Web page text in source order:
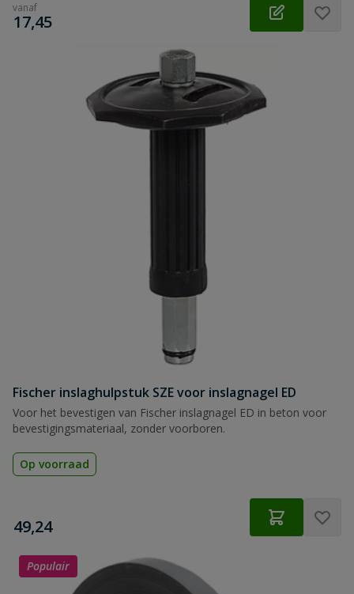
vanaf
€
17,45
Fischer inslaghulpstuk SZE voor inslagnagel ED
Voor het bevestigen van Fischer inslagnagel ED in beton voor
bevestigingsmateriaal, zonder voorboren.
Op voorraad
€
49,24
Populair